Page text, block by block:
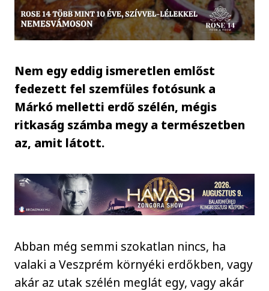
Nem egy eddig ismeretlen emlőst
fedezett fel szemfüles fotósunk a
Márkó melletti erdő szélén, mégis
ritkaság számba megy a természetben
az, amit látott.
Abban még semmi szokatlan nincs, ha
valaki a Veszprém környéki erdőkben, vagy
akár az utak szélén meglát egy, vagy akár